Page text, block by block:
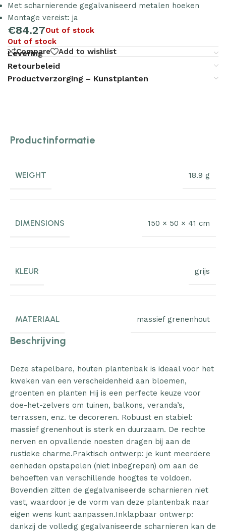
Met scharnierende gegalvaniseerd metalen hoeken
Montage vereist: ja
€84.27Out of stock
Out of stock
Compare
Add to wishlist
Levering
Retourbeleid
Productverzorging – Kunstplanten
Productinformatie
WEIGHT 18.9 g
DIMENSIONS 150 × 50 × 41 cm
KLEUR grijs
MATERIAAL massief grenenhout
Beschrijving
Deze stapelbare, houten plantenbak is ideaal voor het
kweken van een verscheidenheid aan bloemen,
groenten en planten Hij is een perfecte keuze voor
doe-het-zelvers om tuinen, balkons, veranda’s,
terrassen, enz. te decoreren. Robuust en stabiel:
massief grenenhout is sterk en duurzaam. De rechte
nerven en opvallende noesten dragen bij aan de
rustieke charme.Praktisch ontwerp: je kunt meerdere
eenheden opstapelen (niet inbegrepen) om aan de
behoeften van verschillende hoogtes te voldoen.
Bovendien zitten de gegalvaniseerde scharnieren niet
vast, waardoor je de vorm van deze plantenbak naar
eigen wens kunt aanpassen.Inklapbaar ontwerp:
dankzij de volledig gegalvaniseerde scharnieren kan de